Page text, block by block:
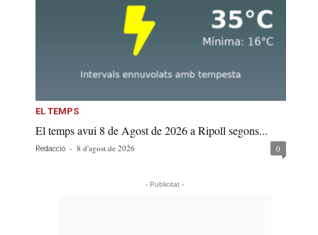
EL TEMPS
El temps avui 8 de Agost de 2026 a Ripoll segons...
Redacció - 8 d'agost de 2026 0
- Publicitat -